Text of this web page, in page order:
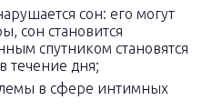
сон: его могут
сон становится
спутником становятся
течение дня;
в сфере интимных